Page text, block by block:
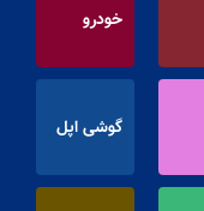
خودرو
گوشی اپل